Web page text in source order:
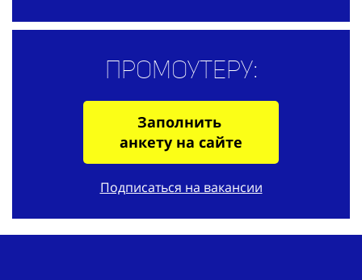
Промоутеру:
Заполнить
анкету на сайте
Подписаться на вакансии